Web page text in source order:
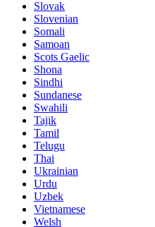
Slovak
Slovenian
Somali
Samoan
Scots Gaelic
Shona
Sindhi
Sundanese
Swahili
Tajik
Tamil
Telugu
Thai
Ukrainian
Urdu
Uzbek
Vietnamese
Welsh